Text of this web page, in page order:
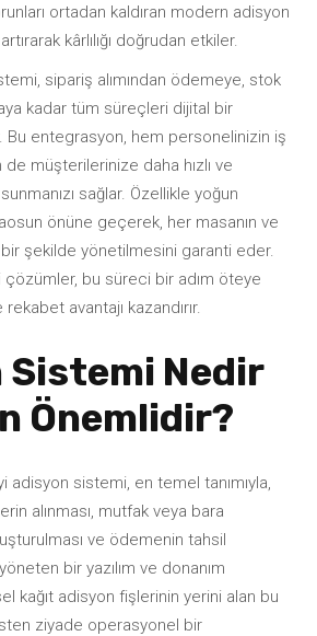
ortadan kaldıran modern adisyon
kârlılığı doğrudan etkiler.
sipariş alımından ödemeye, stok
kadar tüm süreçleri dijital bir
entegrasyon, hem personelinizin iş
müşterilerinize daha hızlı ve
sağlar. Özellikle yoğun
önüne geçerek, her masanın ve
şekilde yönetilmesini garanti eder.
bu süreci bir adım öteye
avantajı kazandırır.
Sistemi Nedir
Önemlidir?
adisyon sistemi, en temel tanımıyla,
alınması, mutfak veya bara
ve ödemenin tahsil
bir yazılım ve donanım
kağıt adisyon fişlerinin yerini alan bu
ziyade operasyonel bir